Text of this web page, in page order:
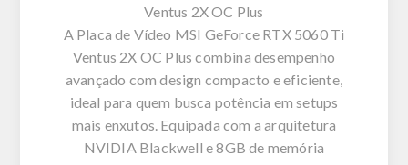
Ventus 2X OC Plus
A Placa de Vídeo MSI GeForce RTX 5060 Ti
Ventus 2X OC Plus combina desempenho
avançado com design compacto e eficiente,
ideal para quem busca potência em setups
mais enxutos. Equipada com a arquitetura
NVIDIA Blackwell e 8GB de memória